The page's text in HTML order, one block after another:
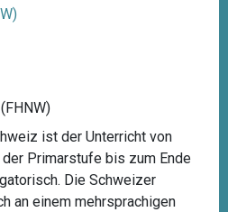
ist der Unterricht von
Primarstufe bis zum Ende
Die Schweizer
an einem mehrsprachigen